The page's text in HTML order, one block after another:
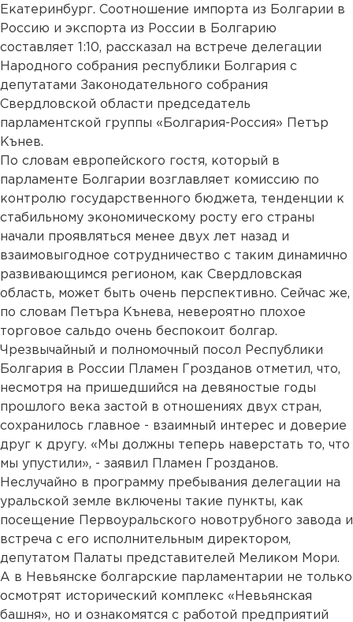
Екатеринбург. Соотношение импорта из Болгарии в
Россию и экспорта из России в Болгарию
составляет 1:10, рассказал на встрече делегации
Народного собрания республики Болгария с
депутатами Законодательного собрания
Свердловской области председатель
парламентской группы «Болгария-Россия» Петър
Кънев.
По словам европейского гостя, который в
парламенте Болгарии возглавляет комиссию по
контролю государственного бюджета, тенденции к
стабильному экономическому росту его страны
начали проявляться менее двух лет назад и
взаимовыгодное сотрудничество с таким динамично
развивающимся регионом, как Свердловская
область, может быть очень перспективно. Сейчас же,
по словам Петъра Кънева, невероятно плохое
торговое сальдо очень беспокоит болгар.
Чрезвычайный и полномочный посол Республики
Болгария в России Пламен Грозданов отметил, что,
несмотря на пришедшийся на девяностые годы
прошлого века застой в отношениях двух стран,
сохранилось главное - взаимный интерес и доверие
друг к другу. «Мы должны теперь наверстать то, что
мы упустили», - заявил Пламен Грозданов.
Неслучайно в программу пребывания делегации на
уральской земле включены такие пункты, как
посещение Первоуральского новотрубного завода и
встреча с его исполнительным директором,
депутатом Палаты представителей Меликом Мори.
А в Невьянске болгарские парламентарии не только
осмотрят исторический комплекс «Невьянская
башня», но и ознакомятся с работой предприятий